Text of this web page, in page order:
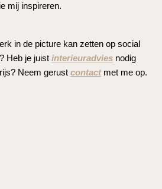
mij inspireren.
in de picture kan zetten op social
Heb je juist interieuradvies nodig
Neem gerust contactmet me op.